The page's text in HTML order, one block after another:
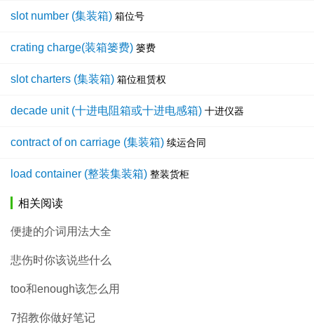
slot number (集装箱) 箱位号
crating charge(装箱篓费) 篓费
slot charters (集装箱) 箱位租赁权
decade unit (十进电阻箱或十进电感箱) 十进仪器
contract of on carriage (集装箱) 续运合同
load container (整装集装箱) 整装货柜
相关阅读
便捷的介词用法大全
悲伤时你该说些什么
too和enough该怎么用
7招教你做好笔记